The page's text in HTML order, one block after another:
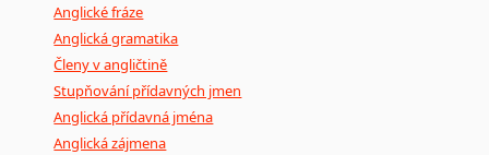
Anglické fráze
Anglická gramatika
Členy v angličtině
Stupňování přídavných jmen
Anglická přídavná jména
Anglická zájmena